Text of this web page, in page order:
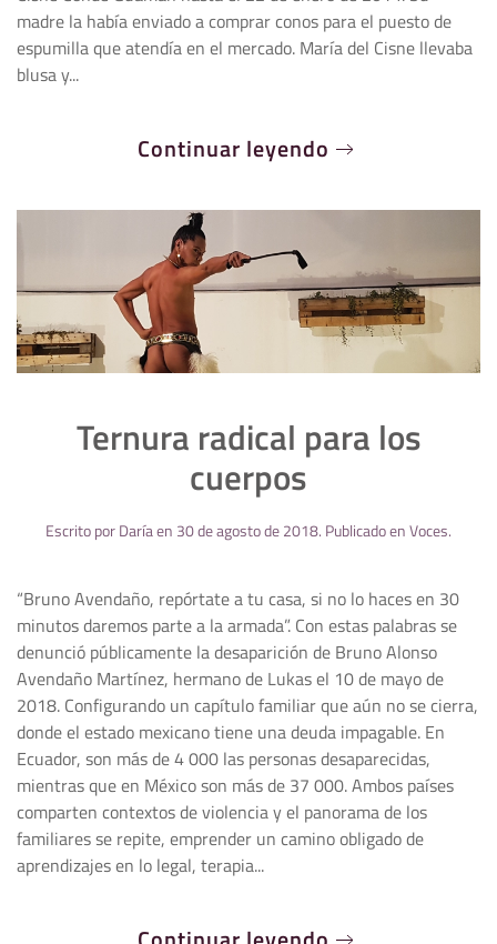
madre la había enviado a comprar conos para el puesto de
espumilla que atendía en el mercado. María del Cisne llevaba
blusa y...
Continuar leyendo
Ternura radical para los
cuerpos
Escrito porDaríaen 30 de agosto de 2018. Publicado enVoces.
“Bruno Avendaño, repórtate a tu casa, si no lo haces en 30
minutos daremos parte a la armada”. Con estas palabras se
denunció públicamente la desaparición de Bruno Alonso
Avendaño Martínez, hermano de Lukas el 10 de mayo de
2018. Configurando un capítulo familiar que aún no se cierra,
donde el estado mexicano tiene una deuda impagable. En
Ecuador, son más de 4 000 las personas desaparecidas,
mientras que en México son más de 37 000. Ambos países
comparten contextos de violencia y el panorama de los
familiares se repite, emprender un camino obligado de
aprendizajes en lo legal, terapia...